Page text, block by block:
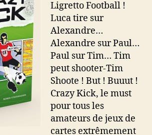
Ligretto Football !
Luca tire sur
Alexandre…
Alexandre sur Paul…
Paul sur Tim… Tim
peut shooter-Tim
Shoote ! But ! Buuut !
Crazy Kick, le must
pour tous les
amateurs de jeux de
cartes extrêmement